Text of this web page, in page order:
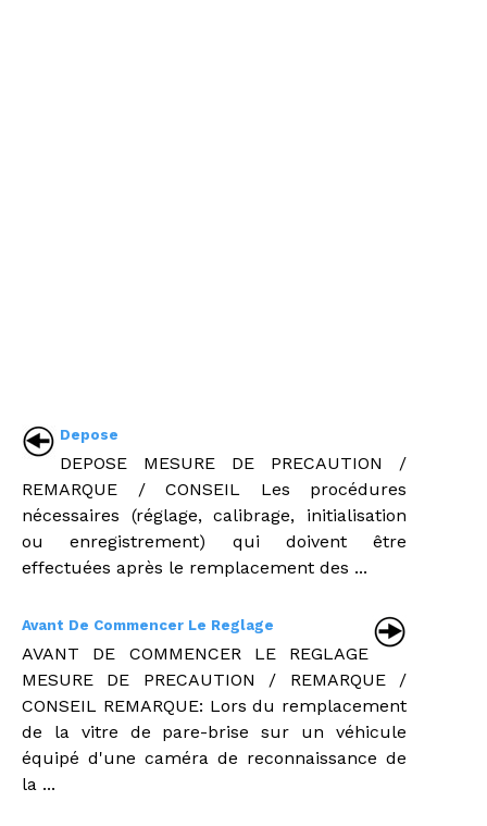
Depose
DEPOSE MESURE DE PRECAUTION /
REMARQUE / CONSEIL Les procédures
nécessaires (réglage, calibrage, initialisation
ou enregistrement) qui doivent être
effectuées après le remplacement des ...
Avant De Commencer Le Reglage
AVANT DE COMMENCER LE REGLAGE
MESURE DE PRECAUTION / REMARQUE /
CONSEIL REMARQUE: Lors du remplacement
de la vitre de pare-brise sur un véhicule
équipé d'une caméra de reconnaissance de
la ...